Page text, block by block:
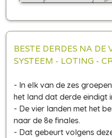
BESTE DERDES NA DE
SYSTEEM - LOTING -
- In elk van de zes
het land dat derde eindigt
- De vier landen met het
naar de 8e finales.
- Dat gebeurt volgens